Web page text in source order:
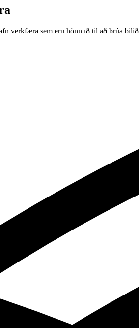
verkfæra sem eru hönnuð til að brúa